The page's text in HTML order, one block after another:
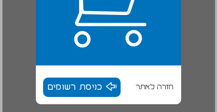
חזרה לאתר כניסת רשומים